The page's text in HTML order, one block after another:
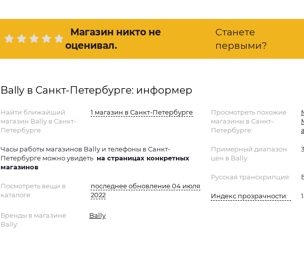
Магазин никто не
оценивал.
Станете
первыми?
Bally в Санкт-Петербурге: информер
Найти ближайший
магазин Bally в Санкт-
Петербурге
1 магазин в Санкт-Петербурге
Часы работы магазинов Bally и телефоны в Санкт-
Петербурге можно увидеть на страницах конкретных
магазинов
Посмотреть вещи в
каталоге:
последнее обновление 04 июля
2022
Просмотреть похожие
магазины в Санкт-
Петербурге:
Примерный диапазон
цен в Bally:
Русская транскрипция:
Индекс прозрачности:
Бренды в магазине
Bally:
Bally